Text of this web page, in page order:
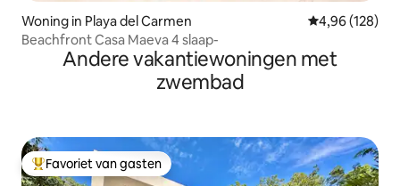
Woning in Playa del Carmen Gemiddelde
4,96 (128)
Beachfront Casa Maeva 4 slaap-
Andere vakantiewoningen met
zwembad
Topfavoriet van gasten
Favoriet van gasten